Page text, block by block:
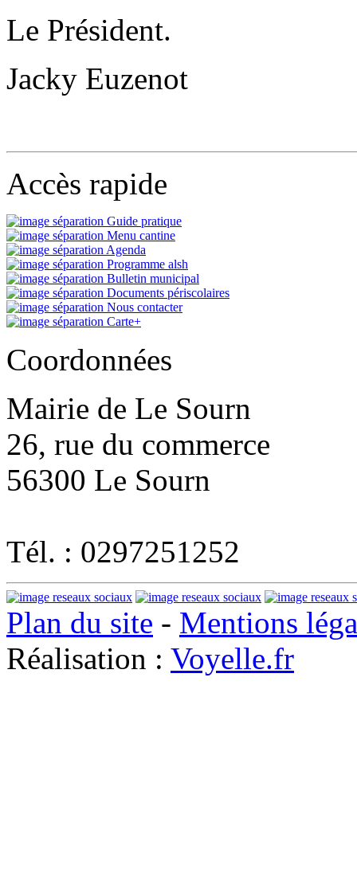
Le Président.
Jacky Euzenot
Accès rapide
Guide pratique
Menu cantine
Agenda
Programme alsh
Bulletin municipal
Documents périscolaires
Nous contacter
Carte+
Coordonnées
Mairie de Le Sourn
26, rue du commerce
56300 Le Sourn
Tél. : 0297251252
Plan du site - Mentions
Réalisation : Voyelle.fr